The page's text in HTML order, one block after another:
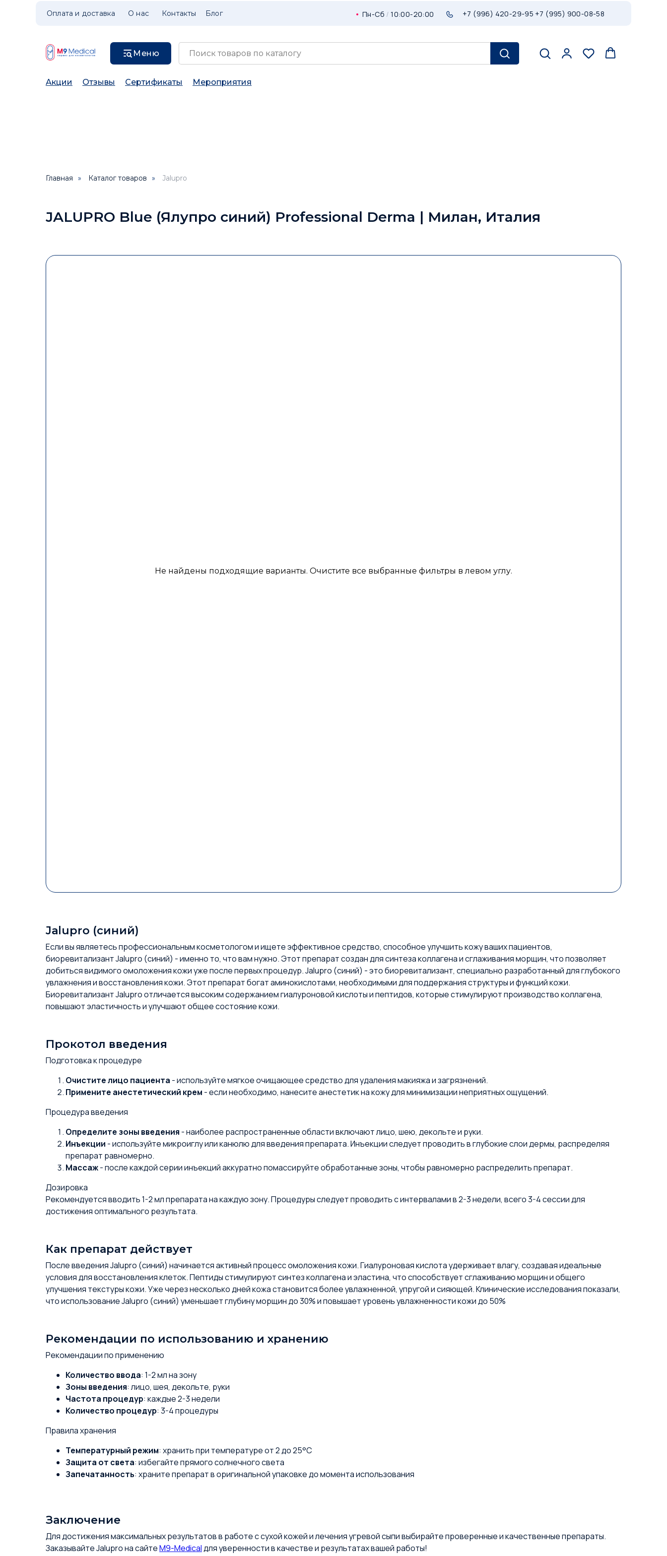
+7 (995) 900-08-58
+7 (996) 420-29-95
Блог
Контакты
О нас
Оплата и доставка Пн-Сб / 10:00-20:00
Меню
Акции Отзывы Сертификаты Мероприятия
Главная » Каталог товаров » Jalupro
JALUPRO Blue (Ялупро синий) Professional Derma | Милан, Италия
Jalupro (синий)
Если вы являетесь профессиональным косметологом и ищете эффективное средство, способное улучшить кожу ваших пациентов,
биоревитализант Jalupro (синий) - именно то, что вам нужно. Этот препарат создан для синтеза коллагена и сглаживания морщин, что позволяет
добиться видимого омоложения кожи уже после первых процедур. Jalupro (синий) - это биоревитализант, специально разработанный для глубокого
увлажнения и восстановления кожи. Этот препарат богат аминокислотами, необходимыми для поддержания структуры и функций кожи.
Биоревитализант Jalupro отличается высоким содержанием гиалуроновой кислоты и пептидов, которые стимулируют производство коллагена,
повышают эластичность и улучшают общее состояние кожи.
Прокотол введения
Подготовка к процедуре
Очистите лицо пациента - используйте мягкое очищающее средство для удаления макияжа и загрязнений.
Примените анестетический крем - если необходимо, нанесите анестетик на кожу для минимизации неприятных ощущений.
Процедура введения
Определите зоны введения - наиболее распространенные области включают лицо, шею, декольте и руки.
Инъекции - используйте микроиглу или канюлю для введения препарата. Инъекции следует проводить в глубокие слои дермы, распределяя
препарат равномерно.
Массаж- после каждой серии инъекций аккуратно помассируйте обработанные зоны, чтобы равномерно распределить препарат.
Дозировка
Рекомендуется вводить 1-2 мл препарата на каждую зону. Процедуры следует проводить с интервалами в 2-3 недели, всего 3-4 сессии для
достижения оптимального результата.
Как препарат действует
После введения Jalupro (синий) начинается активный процесс омоложения кожи. Гиалуроновая кислота удерживает влагу, создавая идеальные
условия для восстановления клеток. Пептиды стимулируют синтез коллагена и эластина, что способствует сглаживанию морщин и общего
улучшения текстуры кожи. Уже через несколько дней кожа становится более увлажненной, упругой и сияющей. Клинические исследования показали,
что использование Jalupro (синий) уменьшает глубину морщин до 30% и повышает уровень увлажненности кожи до 50%
Рекомендации по использованию и хранению
Рекомендации по применению
Количество ввода: 1-2 мл на зону
Зоны введения: лицо, шея, декольте, руки
Частота процедур: каждые 2-3 недели
Количество процедур: 3-4 процедуры
Правила хранения
Температурный режим: хранить при температуре от 2 до 25°C
Защита от света: избегайте прямого солнечного света
Запечатанность: храните препарат в оригинальной упаковке до момента использования
Заключение
Для достижения максимальных результатов в работе с сухой кожей и лечения угревой сыпи выбирайте проверенные и качественные препараты.
Заказывайте Jalupro на сайтеM9-Medicalдля уверенности в качестве и результатах вашей работы!